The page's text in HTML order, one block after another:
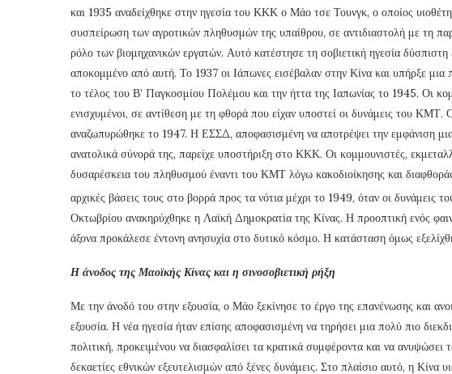
και 1935 αναδείχθηκε στην ηγεσία του ΚΚΚ ο Μάο τσε Τουνγκ, ο οποίος
συσπείρωση των αγροτικών πληθυσμών της υπαίθρου, σε αντιδιαστολή με τη
ρόλο των βιομηχανικών εργατών. Αυτό κατέστησε τη σοβιετική ηγεσία
αποκομμένο από αυτή. Το 1937 οι Ιάπωνες εισέβαλαν στην Κίνα και υπήρξε
το τέλος του Β’ Παγκοσμίου Πολέμου και την ήττα της Ιαπωνίας το 1945. Οι
ενισχυμένοι, σε αντίθεση με τη φθορά που είχαν υποστεί οι δυνάμεις του
αναζωπυρώθηκε το 1947. Η ΕΣΣΔ, αποφασισμένη να αποτρέψει την εμφάνιση
ανατολικά σύνορά της, παρείχε υποστήριξη στο ΚΚΚ. Οι κομμουνιστές,
δυσαρέσκεια του πληθυσμού έναντι του ΚΜΤ λόγω κακοδιοίκησης και
αρχικές βάσεις τους στο βορρά προς τα νότια μέχρι το 1949, όταν οι
Οκτωβρίου ανακηρύχθηκε η Λαϊκή Δημοκρατία της Κίνας. Η προοπτική ενός
άξονα προκάλεσε έντονη ανησυχία στο δυτικό κόσμο. Η κατάσταση όμως
Η άνοδος της Μαοϊκής Κίνας και η σινοσοβιετική ρήξη
Με την άνοδό του στην εξουσία, ο Μάο ξεκίνησε το έργο της επανένωσης και
εξουσία. Η νέα ηγεσία ήταν επίσης αποφασισμένη να τηρήσει μια πολύ πιο
πολιτική, προκειμένου να διασφαλίσει τα κρατικά συμφέροντα και να
δεκαετίες εθνικών εξευτελισμών από ξένες δυνάμεις. Στο πλαίσιο αυτό, η